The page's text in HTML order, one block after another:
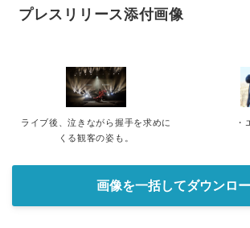
プレスリリース添付画像
ライブ後、泣きながら握手を求めに
くる観客の姿も。
・
画像を一括してダウンロ